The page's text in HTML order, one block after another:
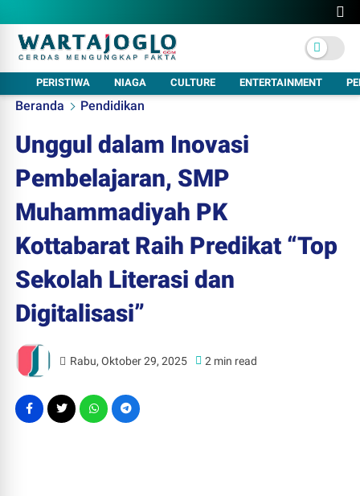
PERISTIWA NIAGA CULTURE ENTERTAINMENT
Beranda Pendidikan
Unggul dalam Inovasi
Pembelajaran, SMP
Muhammadiyah PK
Kottabarat Raih Predikat “Top
Sekolah Literasi dan
Digitalisasi”
Rabu, Oktober 29, 2025 2 min read